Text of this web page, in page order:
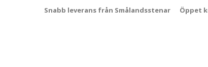
Snabb leverans från Smålandsstenar Öppet